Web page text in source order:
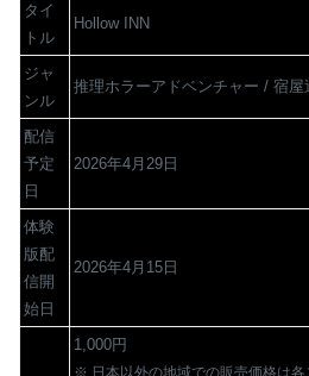
タイ
トル
Hollow INN
ジャ
ンル
推理ホラーアドベンチャー / 宿屋
配信
予定
日
2026年4月29日
体験
版配
信開
始日
2026年4月15日
1,000円